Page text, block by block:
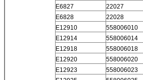
E6827 22027
E6828
22028
E12910
558006010
E12914
558006014
E12918
558006018
E12920
558006020
E12923
558006023